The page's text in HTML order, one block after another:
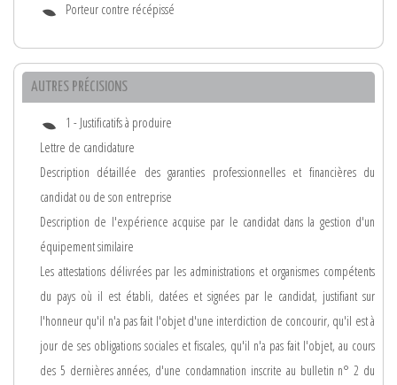
Porteur contre récépissé
AUTRES PRÉCISIONS
1 - Justificatifs à produire
Lettre de candidature
Description détaillée des garanties professionnelles et financières du
candidat ou de son entreprise
Description de l'expérience acquise par le candidat dans la gestion d'un
équipement similaire
Les attestations délivrées par les administrations et organismes compétents
du pays où il est établi, datées et signées par le candidat, justifiant sur
l'honneur qu'il n'a pas fait l'objet d'une interdiction de concourir, qu'il est à
jour de ses obligations sociales et fiscales, qu'il n'a pas fait l'objet, au cours
des 5 dernières années, d'une condamnation inscrite au bulletin n° 2 du